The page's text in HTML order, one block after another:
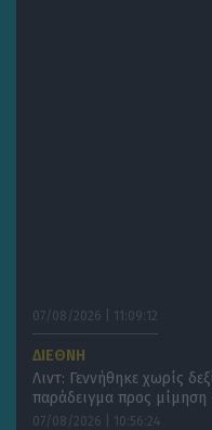
07/08/2026 | 11:09:12
ΔΙΕΘΝΗ
Λιντ: Γεννήθηκε χωρίς
παράδειγμα προς μίμηση
07/08/2026 | 10:56:24